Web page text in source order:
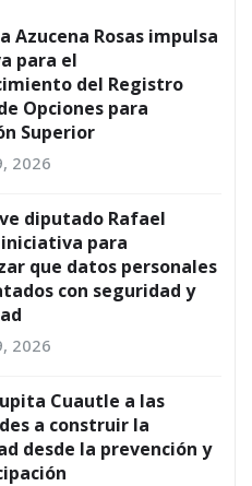
Azucena Rosas impulsa
para el
del Registro
Opciones para
Superior
2026
diputado Rafael
para
que datos personales
con seguridad y
2026
Cuautle a las
a construir la
desde la prevención y